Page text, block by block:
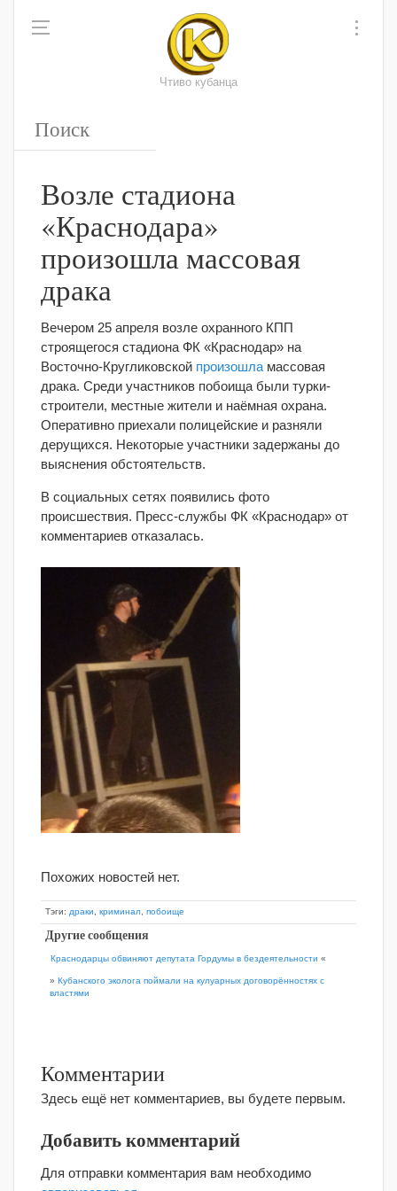
Чтиво кубанца
Возле стадиона
«Краснодара»
произошла массовая
драка
Вечером 25 апреля возле охранного КПП
строящегося стадиона ФК «Краснодар» на
Восточно-Кругликовской произошла массовая
драка. Среди участников побоища были турки-
строители, местные жители и наёмная охрана.
Оперативно приехали полицейские и разняли
дерущихся. Некоторые участники задержаны до
выяснения обстоятельств.
В социальных сетях появились фото
происшествия. Пресс-службы ФК «Краснодар» от
комментариев отказалась.
Похожих новостей нет.
Тэги: драки криминал побоище
Другие сообщения
Краснодарцы обвиняют депутата Гордумы в бездеятельности «
» Кубанского эколога поймали на кулуарных договорённостях с
властями
Комментарии
Здесь ещё нет комментариев, вы будете первым.
Добавить комментарий
Для отправки комментария вам необходимо